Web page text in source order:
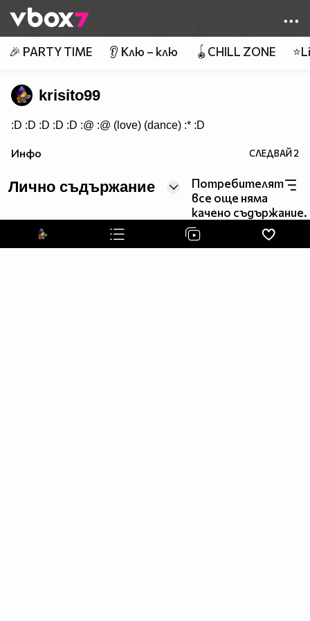
👾
🎉 PARTY TIME 👂 Клю – клю 🪀CHILL ZONE
krisito99
:D :D :D :D :D :@ :@ (love) (dance) :* :D
Инфо СЛЕДВАЙ2
Лично съдържание
Потребителят
все още няма
качено съдържание.